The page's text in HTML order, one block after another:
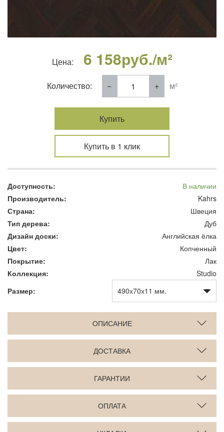
Цена: 6 158руб./м²
Количество: м²
Купить
Купить в 1 клик
Доступность:
В наличии
Производитель:
Kahrs
Страна:
Швеция
Тип дерева:
Дуб
Дизайн доски:
Английская ёлка
Цвет:
Копченный
Покрытие:
Лак
Коллекция:
Studio
Размер:
ОПИСАНИЕ
ДОСТАВКА
ГАРАНТИИ
ОПЛАТА